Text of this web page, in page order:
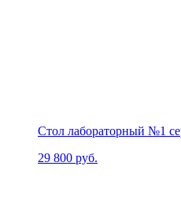
Стол лабораторный №1
29 800 руб.